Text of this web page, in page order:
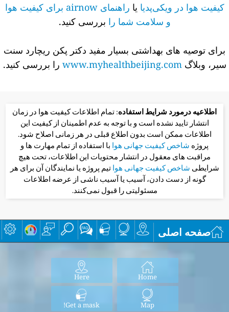
کیفیت هوا در ویکی‌پدیا یا
راهنمای airnow برای کیفیت هوا
و سلامت شما را بررسی کنید.
برای توصیه های بهداشتی بسیار مفید دکتر پکن ریچارد سنت
سیر، وبلاگwww.myhealthbeijing.com را بررسی کنید.
اطلاعیه درمورد شرایط استفاده: تمام اطلاعات کیفیت هوا در زمان
انتشار تایید نشده است و با توجه به عدم اطمینان از کیفیت این
اطلاعات ممکن است بدون اطلاع قبلی در هر زمانی اصلاح شود.
پروژه شاخص کیفیت جهانی هوا با استفاده از تمام مهارت ها و
مراقبت های معقول در انتشار محتویات این اطلاعات، تحت هیچ
شرایطی شاخص کیفیت جهانی هواتیم پروژه یا نمایندگان آن برای هر
گونه از دست دادن، آسیب یا آسیب ناشی از عرضه اطلاعات
مسئولیتی را قبول نمی‌کنند.
صفحه اصلی
Home
Here
Map
Get a mask!